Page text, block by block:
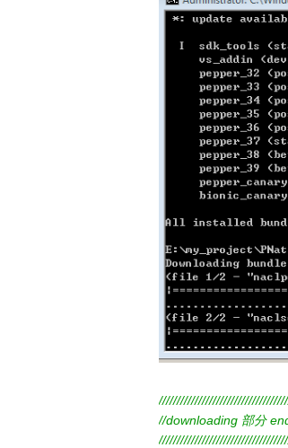
//downloading 部分